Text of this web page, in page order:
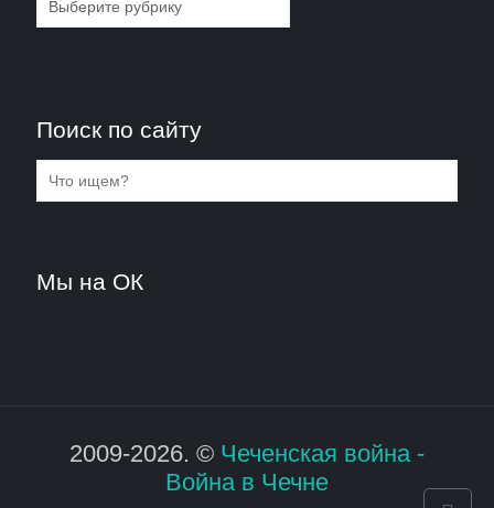
Поиск по сайту
Мы на ОК
2009-2026. © Чеченская война -
Война в Чечне